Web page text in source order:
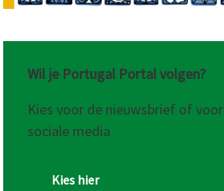
Wil je Portugal Portal volgen?
Kies voor de nieuwsbrief of voor
sociale media
Kies hier